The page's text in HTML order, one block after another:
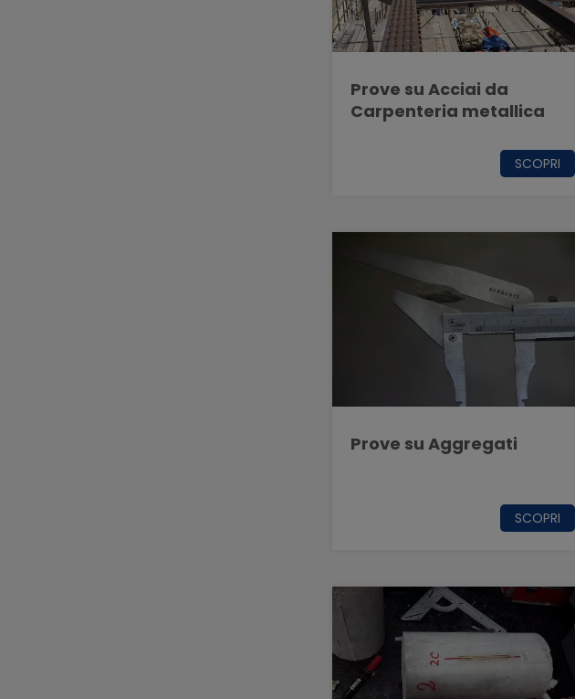
Prove su Acciai da
Carpenteria metallica
SCOPRI
Prove su Aggregati
SCOPRI